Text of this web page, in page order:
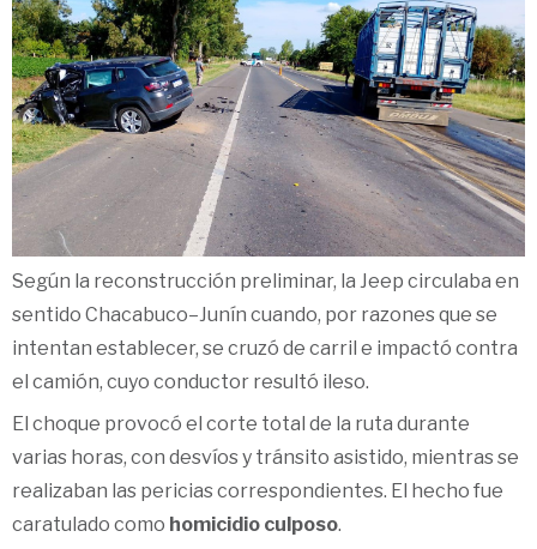
Según la reconstrucción preliminar, la Jeep circulaba en
sentido Chacabuco–Junín cuando, por razones que se
intentan establecer, se cruzó de carril e impactó contra
el camión, cuyo conductor resultó ileso.
El choque provocó el corte total de la ruta durante
varias horas, con desvíos y tránsito asistido, mientras se
realizaban las pericias correspondientes. El hecho fue
caratulado como homicidio culposo.